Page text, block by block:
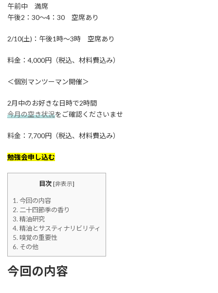
午前中 満席
午後2：30～4：30 空席あり
2/10(土)：午後1時～3時 空席あり
料金：4,000円（税込、材料費込み）
＜個別マンツーマン開催＞
2月中のお好きな日時で2時間
今月の空き状況をご確認くださいませ
料金：7,700円（税込、材料費込み）
勉強会申し込む
目次 [非表示]
1. 今回の内容
2. 二十四節季の香り
3. 精油研究
4. 精油とサスティナリビリティ
5. 嗅覚の重要性
6. その他
今回の内容